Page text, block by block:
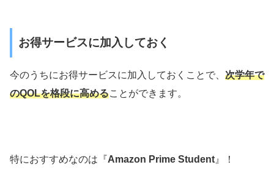
お得サービスに加入しておく
今のうちにお得サービスに加入しておくことで、 次学年で
のQOLを格段に高めることができます。
特におすすめなのは『Amazon Prime Student 』！